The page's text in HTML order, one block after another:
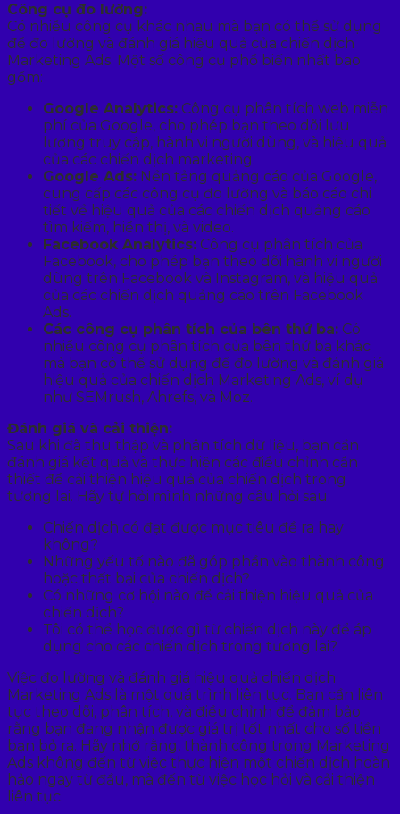
Công cụ đo lường:
Có nhiều công cụ khác nhau mà bạn có thể sử dụng
để đo lường và đánh giá hiệu quả của chiến dịch
Marketing Ads. Một số công cụ phổ biến nhất bao
gồm:
Google Analytics: Công cụ phân tích web miễn
phí của Google, cho phép bạn theo dõi lưu
lượng truy cập, hành vi người dùng, và hiệu quả
của các chiến dịch marketing.
Google Ads: Nền tảng quảng cáo của Google,
cung cấp các công cụ đo lường và báo cáo chi
tiết về hiệu quả của các chiến dịch quảng cáo
tìm kiếm, hiển thị, và video.
Facebook Analytics: Công cụ phân tích của
Facebook, cho phép bạn theo dõi hành vi người
dùng trên Facebook và Instagram, và hiệu quả
của các chiến dịch quảng cáo trên Facebook
Ads.
Các công cụ phân tích của bên thứ ba: Có
nhiều công cụ phân tích của bên thứ ba khác
mà bạn có thể sử dụng để đo lường và đánh giá
hiệu quả của chiến dịch Marketing Ads, ví dụ
như SEMrush, Ahrefs, và Moz.
Đánh giá và cải thiện:
Sau khi đã thu thập và phân tích dữ liệu, bạn cần
đánh giá kết quả và thực hiện các điều chỉnh cần
thiết để cải thiện hiệu quả của chiến dịch trong
tương lai. Hãy tự hỏi mình những câu hỏi sau:
Chiến dịch có đạt được mục tiêu đề ra hay
không?
Những yếu tố nào đã góp phần vào thành công
hoặc thất bại của chiến dịch?
Có những cơ hội nào để cải thiện hiệu quả của
chiến dịch?
Tôi có thể học được gì từ chiến dịch này để áp
dụng cho các chiến dịch trong tương lai?
Việc đo lường và đánh giá hiệu quả chiến dịch
Marketing Ads là một quá trình liên tục. Bạn cần liên
tục theo dõi, phân tích, và điều chỉnh để đảm bảo
rằng bạn đang nhận được giá trị tốt nhất cho số tiền
bạn bỏ ra. Hãy nhớ rằng, thành công trong Marketing
Ads không đến từ việc thực hiện một chiến dịch hoàn
hảo ngay từ đầu, mà đến từ việc học hỏi và cải thiện
liên tục.